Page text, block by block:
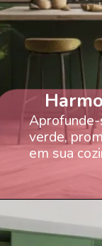
verde,
em sua